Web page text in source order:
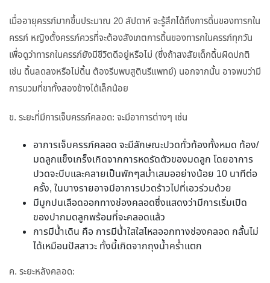
เมื่ออายุครรภ์มากขึ้นประมาณ 20 สัปดาห์ จะรู้สึกได้ถึงการดิ้นของทารกใน
ครรภ์ หญิงตั้งครรภ์ควรที่จะต้องสังเกตการดิ้นของทารกในครรภ์ทุกวัน
เพื่อดูว่าทารกในครรภ์ยังมีชีวิตดีอยู่หรือไม่ (ซึ่งถ้าสงสัยเด็กดิ้นผิดปกติ
เช่น ดิ้นลดลงหรือไม่ดิ้น ต้องรีบพบสูตินรีแพทย์) นอกจากนั้น อาจพบว่ามี
การบวมที่ขาทั้งสองข้างได้เล็กน้อย
ข. ระยะที่มีการเจ็บครรภ์คลอด: จะมีอาการต่างๆ เช่น
อาการเจ็บครรภ์คลอด จะมีลักษณะปวดทั่วท้องทั้งหมด ท้อง/
มดลูกแข็งเกร็งเกิดจากการหดรัดตัวของมดลูก โดยอาการ
ปวดจะบีบและคลายเป็นพักๆสม่ำเสมออย่างน้อย 10 นาทีต่อ
ครั้ง, ในบางรายอาจมีอาการปวดร้าวไปที่เอวร่วมด้วย
มีมูกปนเลือดออกทางช่องคลอดซึ่งแสดงว่ามีการเริ่มเปิด
ของปากมดลูกพร้อมที่จะคลอดแล้ว
การมีน้ำเดิน คือ การมีน้ำใสใสไหลออกทางช่องคลอด กลั้นไม่
ได้เหมือนปัสสาวะ ทั้งนี้เกิดจากถุงน้ำคร่ำแตก
ค. ระยะหลังคลอด: